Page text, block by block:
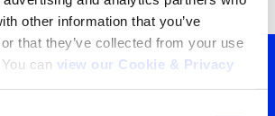
other information that you’ve
that they’ve collected from your use
can view our Cookie & Privacy